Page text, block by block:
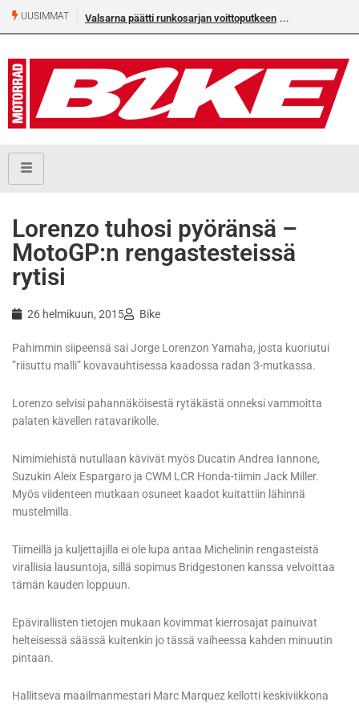
UUSIMMAT Valsarna päätti runkosarjan voittoputkeen
Lorenzo tuhosi pyöränsä –
MotoGP:n rengastesteissä
rytisi
26 helmikuun, 2015 Bike
Pahimmin siipeensä sai Jorge Lorenzon Yamaha, josta kuoriutui
”riisuttu malli” kovavauhtisessa kaadossa radan 3-mutkassa.
Lorenzo selvisi pahannäköisestä rytäkästä onneksi vammoitta
palaten kävellen ratavarikolle.
Nimimiehistä nutullaan kävivät myös Ducatin Andrea Iannone,
Suzukin Aleix Espargaro ja CWM LCR Honda-tiimin Jack Miller.
Myös viidenteen mutkaan osuneet kaadot kuitattiin lähinnä
mustelmilla.
Tiimeillä ja kuljettajilla ei ole lupa antaa Michelinin rengasteistä
virallisia lausuntoja, sillä sopimus Bridgestonen kanssa velvoittaa
tämän kauden loppuun.
Epävirallisten tietojen mukaan kovimmat kierrosajat painuivat
helteisessä säässä kuitenkin jo tässä vaiheessa kahden minuutin
pintaan.
Hallitseva maailmanmestari Marc Marquez kellotti keskiviikkona